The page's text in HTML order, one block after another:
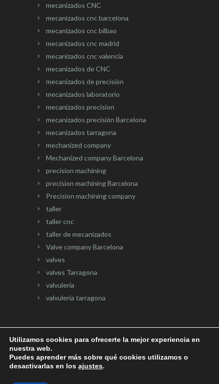
mecanizados CNC
mecanizados cnc barcelona
mecanizados cnc bilbao
mecanizados cnc madrid
mecanizados cnc valencia
mecanizados de CNC
mecanizados de precisión
mecanizados laboratorio
mecanizados precision
mecanizados precisión Barcelona
mecanizados tarragona
mechanized company
Mechanized company Barcelona
precision machining
precision machining Barcelona
Precision machining company
taller
taller cnc
taller de mecanizados
Valve company Barcelona
valves
valves Tarragona
valvuleria
valvulería tarragona
Página web desarrollada por
Utilizamos cookies para ofrecerte la mejor experiencia en
nuestra web.
Puedes aprender más sobre qué cookies utilizamos o
desactivarlas en los ajustes.